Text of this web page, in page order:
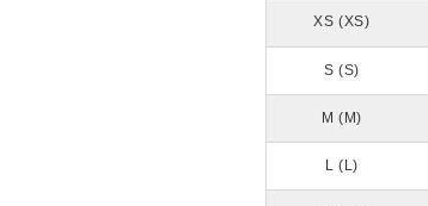
XS (XS)
S (S)
M (M)
L (L)